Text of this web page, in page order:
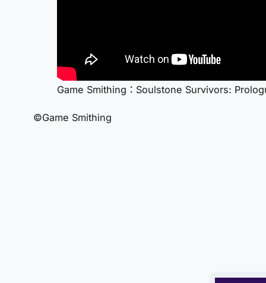
Game Smithing：Soulstone Survivors:
©Game Smithing